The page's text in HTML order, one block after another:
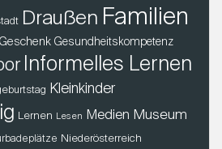
Draußen Familien
Geschenk Gesundheitskompetenz
Informelles Lernen
Kleinkinder
Lernen Lesen Medien Museum
Niederösterreich